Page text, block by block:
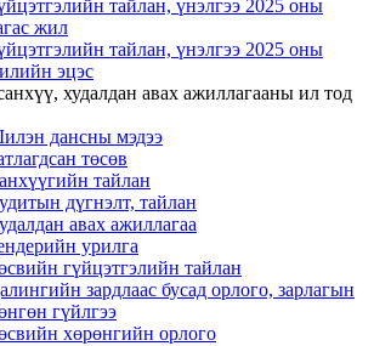
тайлан, үнэлгээ 2025 оны
жил
тайлан, үнэлгээ 2025 оны
эцэс
худалдан авах ажиллагааны ил тод
дансны мэдээ
төсөв
тайлан
дүгнэлт, тайлан
авах ажиллагаа
урилга
гүйцэтгэлийн тайлан
зардлаас бусад орлого, зарлагын
гүйлгээ
хөрөнгийн орлого